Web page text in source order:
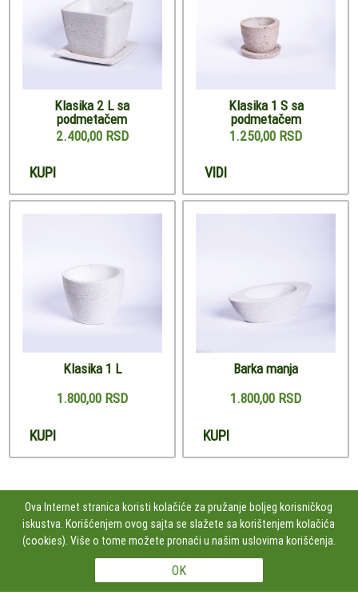
Ova Internet stranica koristi kolačiće za pružanje boljeg korisničkog
iskustva. Korišćenjem ovog sajta se slažete sa korištenjem kolačića
(cookies). Više o tome možete pronaći u našim uslovima korišćenja.
Klasika 2 L sa
podmetačem
2.400,00 RSD
KUPI
Klasika 1 S sa
podmetačem
1.250,00 RSD
VIDI
Klasika 1 L
1.800,00 RSD
KUPI
Barka manja
1.800,00 RSD
KUPI
PRATITE NAS
Studio Kamen Dizajn doo Čumićeva 2, lok.43, 11000 BEOGRAD, Srbija
Copyright 2026 Studio Kamen Dizajn doo Sva prava su zadržana. Powered by